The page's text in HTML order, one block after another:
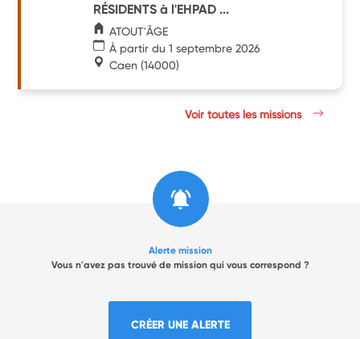
RÉSIDENTS à l'EHPAD ...
ATOUT'ÂGE
À partir du 1 septembre 2026
Caen (14000)
Voir toutes les missions
Alerte mission
Vous n'avez pas trouvé de mission qui vous correspond ?
CRÉER UNE ALERTE